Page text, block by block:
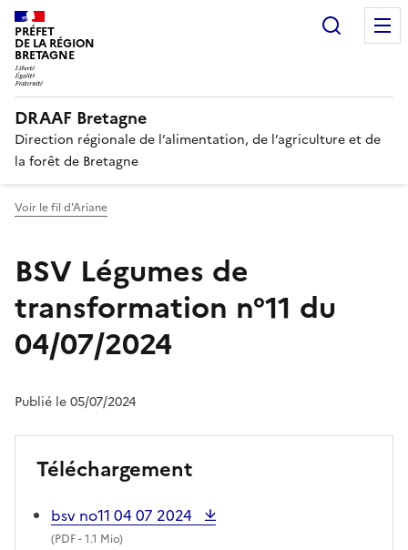
PRÉFET
DE LA RÉGION
BRETAGNE
DRAAF Bretagne
Direction régionale de l’alimentation, de l’agriculture et de
la forêt de Bretagne
Voir le fil d'Ariane
BSV Légumes de
transformation n°11 du
04/07/2024
Publié le 05/07/2024
Téléchargement
bsv no11 04 07 2024
(PDF- 1.1 Mio)